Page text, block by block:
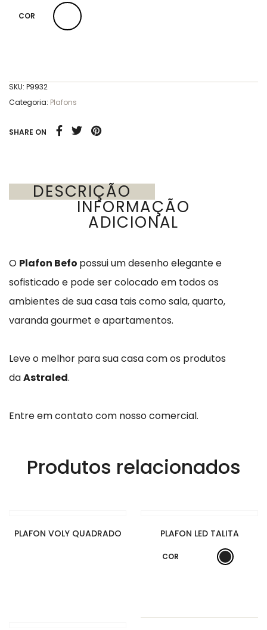
COR
SKU: P9932
Categoria: Plafons
SHARE ON
DESCRIÇÃO
INFORMAÇÃO
ADICIONAL
O Plafon Befo possui um desenho elegante e
sofisticado e pode ser colocado em todos os
ambientes de sua casa tais como sala, quarto,
varanda gourmet e apartamentos.
Leve o melhor para sua casa com os produtos
daAstraled.
Entre em contato com nosso comercial.
Produtos relacionados
PLAFON VOLY QUADRADO PLAFON LED TALITA
COR